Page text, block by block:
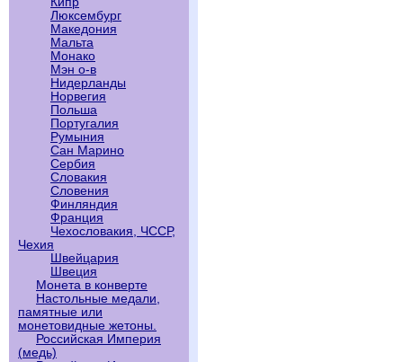
Люксембург
Македония
Мальта
Монако
Мэн о-в
Нидерланды
Норвегия
Польша
Португалия
Румыния
Сан Марино
Сербия
Словакия
Словения
Финляндия
Франция
Чехословакия, ЧССР,
Чехия
Швейцария
Швеция
Монета в конверте
Настольные медали,
памятные или
монетовидные жетоны.
Российская Империя
(медь)